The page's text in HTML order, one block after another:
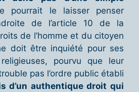
pourrait le laisser penser
de l’article 10 de la
de l’homme et du citoyen
doit être inquiété pour ses
pourvu que leur
pas l’ordre public établi
d’un authentique droit qui